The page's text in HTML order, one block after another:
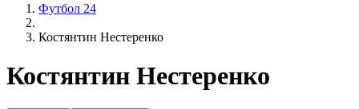
Футбол 24
Костянтин Нестеренко
Костянтин Нестеренко